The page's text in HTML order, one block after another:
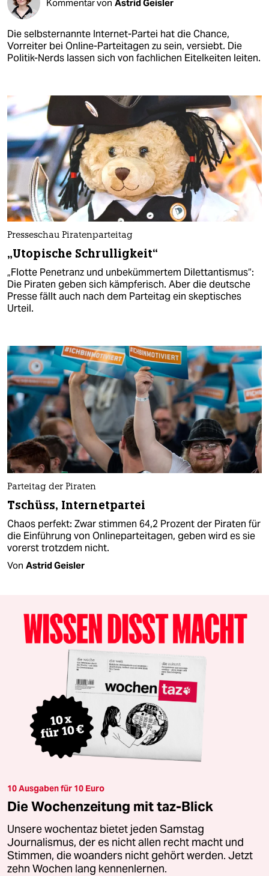
Kommentar von Astrid Geisler
Die selbsternannte Internet-Partei hat die Chance,
Vorreiter bei Online-Parteitagen zu sein, versiebt. Die
Politik-Nerds lassen sich von fachlichen Eitelkeiten leiten.
Presseschau Piratenparteitag
„Utopische Schrulligkeit“
„Flotte Penetranz und unbekümmertem Dilettantismus“:
Die Piraten geben sich kämpferisch. Aber die deutsche
Presse fällt auch nach dem Parteitag ein skeptisches
Urteil.
Parteitag der Piraten
Tschüss, Internetpartei
Chaos perfekt: Zwar stimmen 64,2 Prozent der Piraten für
die Einführung von Onlineparteitagen, geben wird es sie
vorerst trotzdem nicht.
Von Astrid Geisler
10 Ausgaben für 10 Euro
Die Wochenzeitung mit taz-Blick
Unsere wochentaz bietet jeden Samstag
Journalismus, der es nicht allen recht macht und
Stimmen, die woanders nicht gehört werden. Jetzt
zehn Wochen lang kennenlernen.